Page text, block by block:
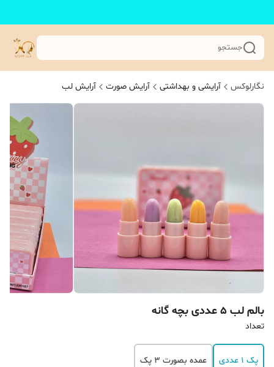
جستجو
نگارلوکس آرایشی و بهداشتی آرایش صورت آرایش لب
بالم لب 5 عددی بچه گانه
تعداد
پک 1 عددی عمده بصورت 3 پک